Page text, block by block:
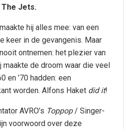
The Jets.
hij alles mee: van een
keer in de gevangenis. Maar
ontnemen: het plezier van
maakte de droom waar die veel
en ’70 hadden: een
worden. Alfons Haket did it!
AVRO’s Toppop/ Singer-
voorwoord over deze